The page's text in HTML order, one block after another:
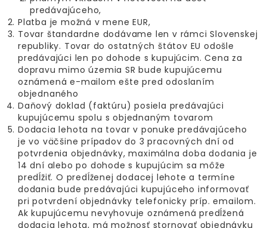
predávajúceho,
Platba je možná v mene EUR,
Tovar štandardne dodávame len v rámci Slovenskej
republiky. Tovar do ostatných štátov EU odošle
predávajúci len po dohode s kupujúcim. Cena za
dopravu mimo územia SR bude kupujúcemu
oznámená e-mailom ešte pred odoslaním
objednaného
Daňový doklad (faktúru) posiela predávajúci
kupujúcemu spolu s objednaným tovarom
Dodacia lehota na tovar v ponuke predávajúceho
je vo väčšine prípadov do 3 pracovných dní od
potvrdenia objednávky, maximálna doba dodania je
14 dní alebo po dohode s kupujúcim sa môže
predĺžiť. O predĺženej dodacej lehote a termíne
dodania bude predávajúci kupujúceho informovať
pri potvrdení objednávky telefonicky príp. emailom.
Ak kupujúcemu nevyhovuje oznámená predĺžená
dodacia lehota, má možnosť stornovať objednávku